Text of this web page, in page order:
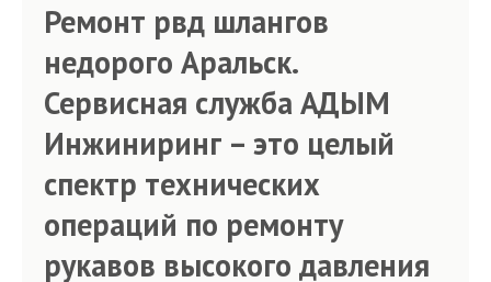
Ремонт рвд шлангов
недорого Аральск.
Сервисная служба АДЫМ
Инжиниринг – это целый
спектр технических
операций по ремонту
рукавов высокого давления